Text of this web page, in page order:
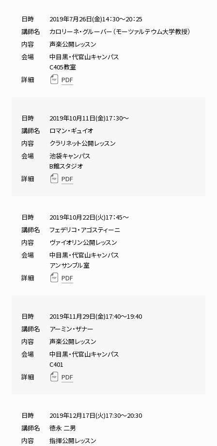
日時
2019年7月26日(金)14：30～20：25
講師名
カロリーネ・グルーバー（モーツァルテウム大学教授）
内容
声楽公開レッスン
会場
中目黒・代官山キャンパス
C405教室
詳細
PDF
日時
2019年10月11日(金)17：30～
講師名
ロマン・ギュイオ
内容
クラリネット公開レッスン
会場
池袋キャンパス
B館スタジオ
詳細
PDF
日時
2019年10月22日(火)17：45～
講師名
フェデリコ・アゴスティーニ
内容
ヴァイオリン公開レッスン
会場
中目黒・代官山キャンパス
アンサンブル室
詳細
PDF
日時
2019年11月29日(金)17:40～19:40
講師名
アーミン・ザナー
内容
声楽公開レッスン
会場
中目黒・代官山キャンパス
C401
詳細
PDF
日時
2019年12月17日(火)17:30～20:30
講師名
徳永 二男
内容
指揮公開レッスン